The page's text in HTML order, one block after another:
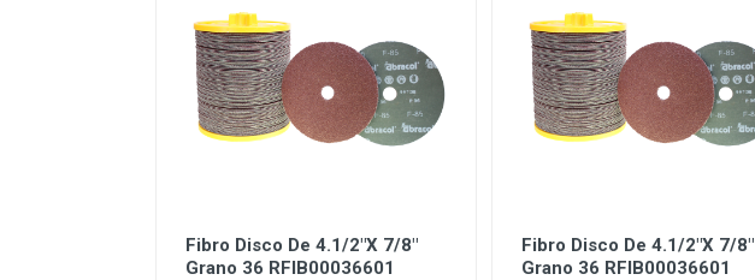
Fibro Disco De 4.1/2"X 7/8"
Grano 36 RFIB00036601
Fibro Disco De 4.1/2"X 7/8"
Grano 36 RFIB00036601